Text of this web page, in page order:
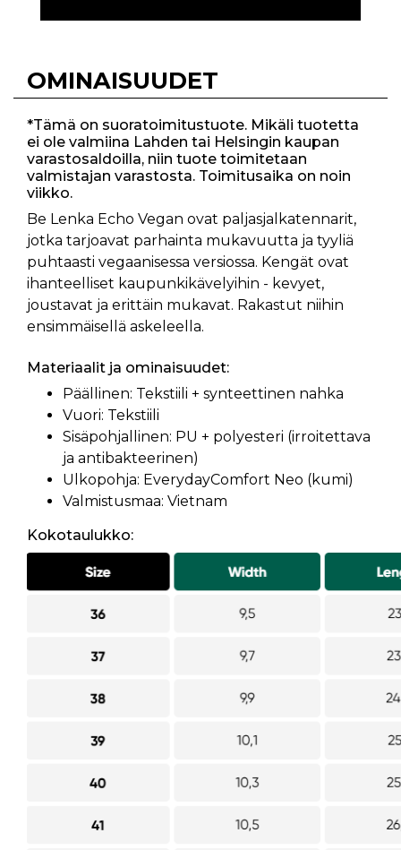
OMINAISUUDET
*Tämä on suoratoimitustuote. Mikäli tuotetta
ei ole valmiina Lahden tai Helsingin kaupan
varastosaldoilla, niin tuote toimitetaan
valmistajan varastosta. Toimitusaika on noin
viikko.
Be Lenka Echo Vegan ovat paljasjalkatennarit,
jotka tarjoavat parhainta mukavuutta ja tyyliä
puhtaasti vegaanisessa versiossa. Kengät ovat
ihanteelliset kaupunkikävelyihin - kevyet,
joustavat ja erittäin mukavat. Rakastut niihin
ensimmäisellä askeleella.
Materiaalit ja ominaisuudet:
Päällinen: Tekstiili + synteettinen nahka
Vuori: Tekstiili
Sisäpohjallinen: PU + polyesteri (irroitettava
ja antibakteerinen)
Ulkopohja: EverydayComfort Neo (kumi)
Valmistusmaa: Vietnam
Kokotaulukko: